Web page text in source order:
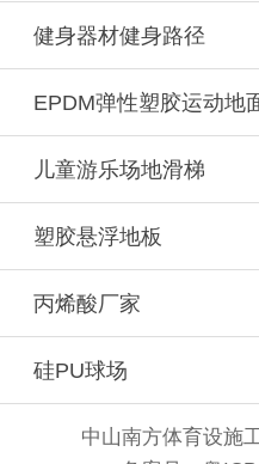
健身器材健身路径
EPDM弹性塑胶运动地
儿童游乐场地滑梯
塑胶悬浮地板
丙烯酸厂家
硅PU球场
中山南方体育设施